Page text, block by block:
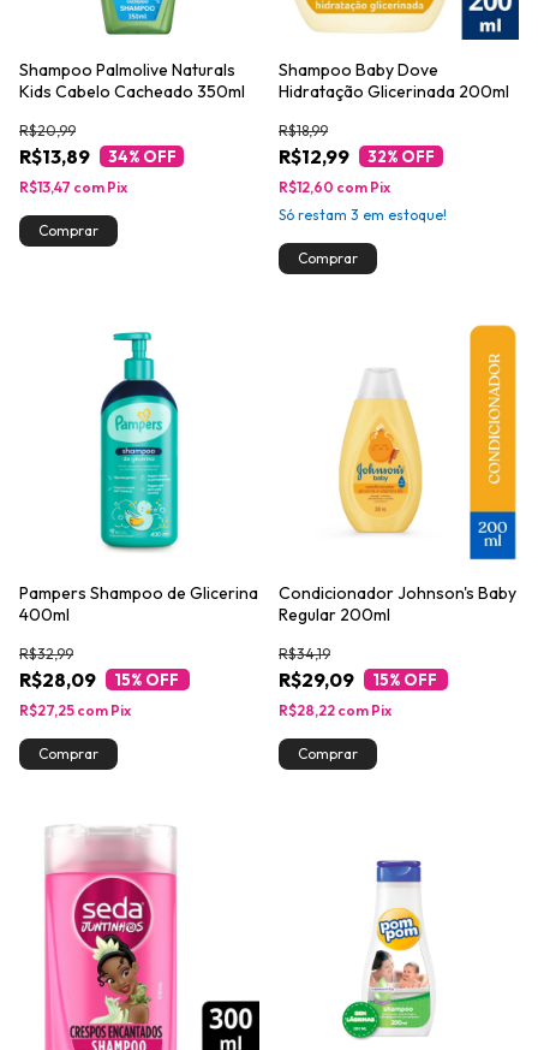
Shampoo Palmolive Naturals
Kids Cabelo Cacheado 350ml
R$13,89
R$20,99
34% OFF
R$13,47 com Pix
Shampoo Baby Dove
Hidratação Glicerinada 200ml
R$12,99
R$18,99
32% OFF
R$12,60 com Pix
Só restam 3 em estoque!
Pampers Shampoo de Glicerina
400ml
R$28,09
R$32,99
15% OFF
R$27,25 com Pix
Condicionador Johnson's Baby
Regular 200ml
R$29,09
R$34,19
15% OFF
R$28,22 com Pix